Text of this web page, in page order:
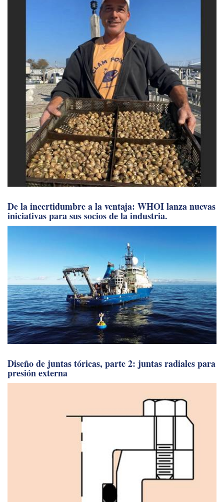
De la incertidumbre a la ventaja: WHOI lanza nuevas
iniciativas para sus socios de la industria.
Diseño de juntas tóricas, parte 2: juntas radiales para
presión externa